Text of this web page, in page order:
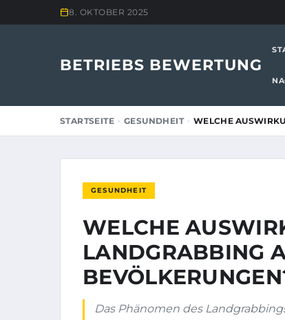
8. OKTOBER 2025
BETRIEBS BEWERTUNG
STARTSEITE GESUNDHEIT WELCHE
GESUNDHEIT
WELCHE
LANDGRABBING
Das Phänomen des